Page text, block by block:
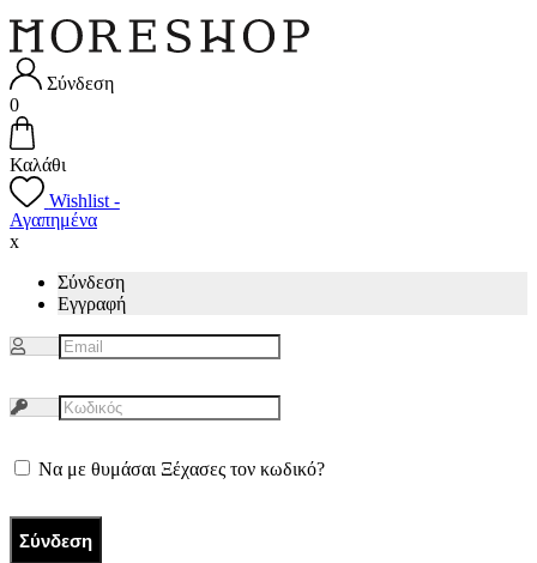
Σύνδεση
0
Καλάθι
Wishlist -
Αγαπημένα
x
Σύνδεση
Εγγραφή
Να με θυμάσαι Ξέχασες τον κωδικό?
Σύνδεση